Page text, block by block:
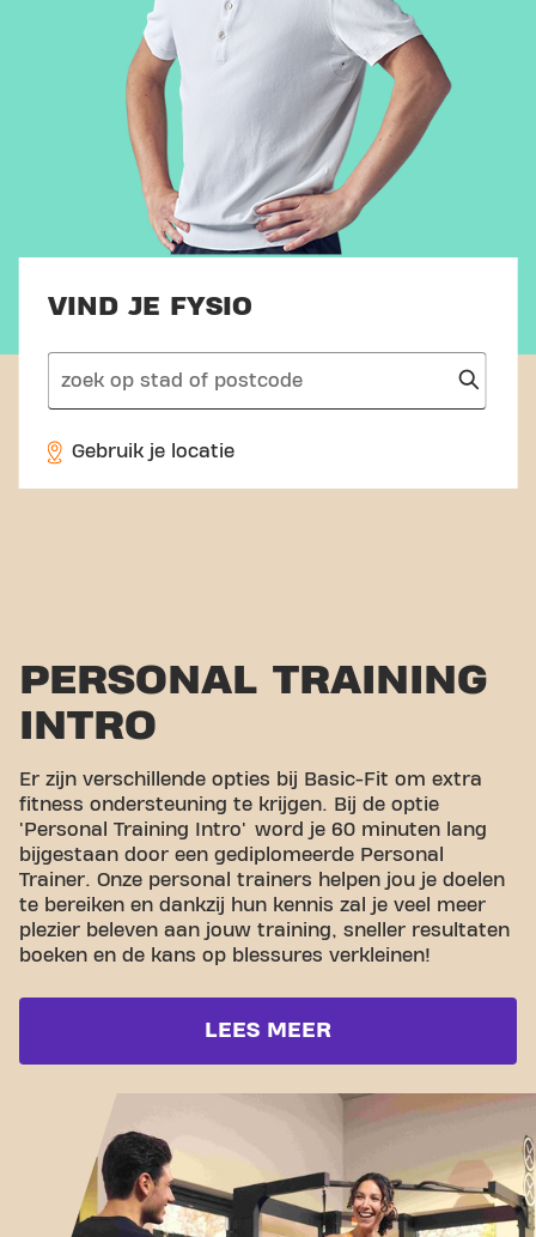
VIND JE FYSIO
search
Gebruik je locatie
PERSONAL TRAINING
INTRO
Er zijn verschillende opties bij Basic-Fit om extra
fitness ondersteuning te krijgen. Bij de optie
'Personal Training Intro' word je 60 minuten lang
bijgestaan door een gediplomeerde Personal
Trainer. Onze personal trainers helpen jou je doelen
te bereiken en dankzij hun kennis zal je veel meer
plezier beleven aan jouw training, sneller resultaten
boeken en de kans op blessures verkleinen!
LEES MEER